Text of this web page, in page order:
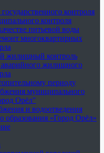
контроля
контроля
питьевой воды
многоквартирных
жилищный контроль
аварийного жилищного
периоду
муниципального
Орёл"
и водоотведения
образования «Город Орёл»